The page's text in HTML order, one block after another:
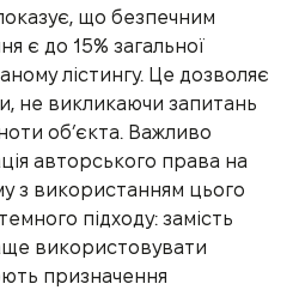
що безпечним
є до 15% загальної
лістингу. Це дозволяє
не викликаючи запитань
об’єкта. Важливо
авторського права на
з використанням цього
підходу: замість
використовувати
призначення